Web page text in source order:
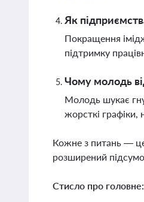
Як
Покращення
підтримку
Чому молодь
Молодь шукає
жорсткі графіки,
Кожне з питань —
розширений
Стисло про головне: